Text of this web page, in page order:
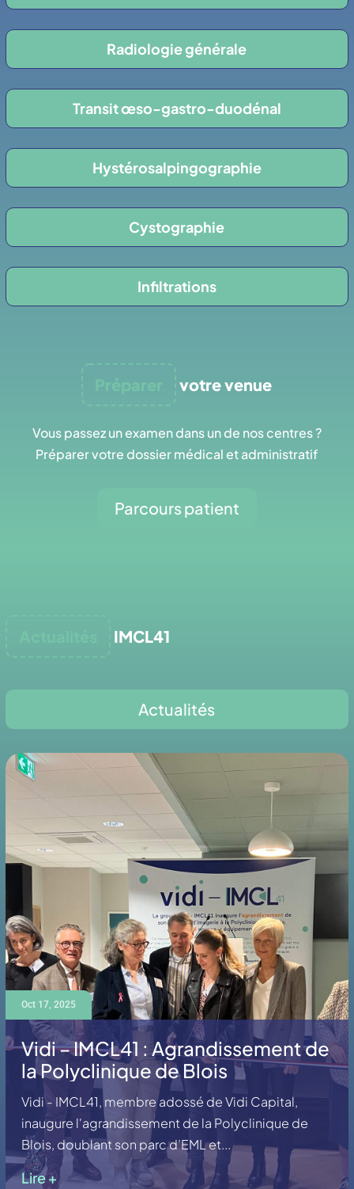
Radiologie générale
Transit œso-gastro-duodénal
Hystérosalpingographie
Cystographie
Infiltrations
votre venue
Vous passez un examen dans un de nos centres ?
Préparer votre dossier médical et administratif
Parcours patient
IMCL41
Actualités
Oct 17, 2025
Vidi – IMCL41 : Agrandissement de
la Polyclinique de Blois
Vidi - IMCL41, membre adossé de Vidi Capital,
inaugure l'agrandissement de la Polyclinique de
Blois, doublant son parc d’EML et...
Lire +